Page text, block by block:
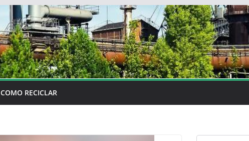
COMO RECICLAR